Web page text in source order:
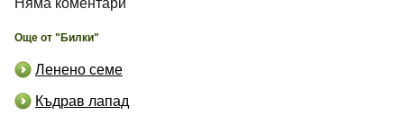
Няма коментари
Още от "Билки"
Ленено семе
Къдрав лапад